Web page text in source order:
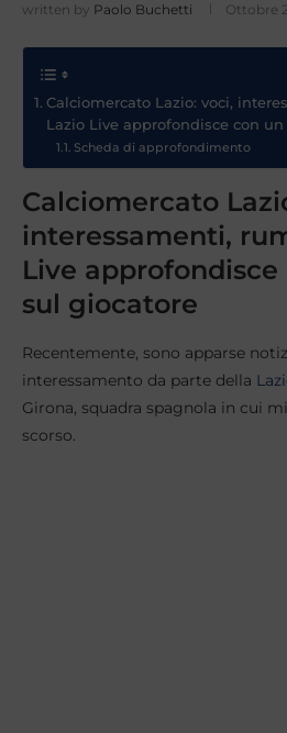
written by Paolo Buchetti Ottobre
Calciomercato Lazio: voci,
Lazio Live approfondisce con
Scheda di approfondimento
Calciomercato
interessamenti,
Live
sul giocatore
Recentemente, sono apparse
interessamento da parte della
Girona, squadra spagnola in cui
scorso.